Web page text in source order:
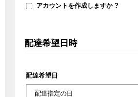
シ
アカウントを作成しますか ?
配達希望日時
配達希望日